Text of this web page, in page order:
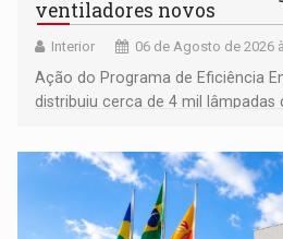
ventiladores novos
Interior 06 de Agosto de 2026
Ação do Programa de Eficiência
distribuiu cerca de 4 mil lâmpadas
comunidade